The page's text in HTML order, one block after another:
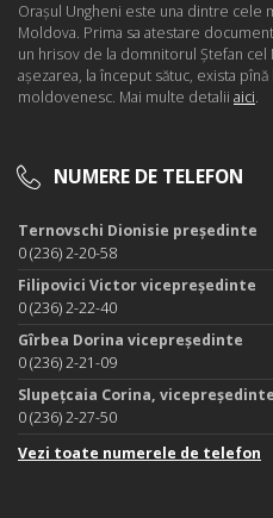
Oraşul Ungheni este una dintre cele
Moldova. Prima sa atestare
un hrisov de la domnitorul Ştefan cel
aşezarea, la început sătuc, exista
moldovenesc. Mai multe detalii aici.
NUMERE DE TELEFON
Ternovschi Dionisie președinte
0 (236) 2-20-58
Filipovici Victor vicepreședinte
0 (236) 2-22-40
Gîrbea Dorina vicepreședinte
0 (236) 2-21-09
Slupețcaia Corina, vicepreședinte
0 (236) 2-27-50
Vezi toate numerele de telefon